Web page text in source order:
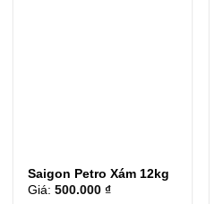
Saigon Petro Xám 12kg
Giá:500.000 ₫